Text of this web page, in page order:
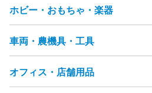
スマートフォン・タブレット・携帯
カメラ（フィルムカメラ・デジタ
ラ）
コーヒーメーカー
トースター
ジャーポット
食器洗い乾燥機・食
まくら
タンス・カラーボックス
鏡台・ドレッサー
踏み台
カーテン
網戸 雨戸 観葉植物
食器・キッチン用品 フライパン
ゴミ箱
物干し竿 ハンガー 突っ
洋服・衣類
靴 バッグ
ホビー・おもちゃ・楽器
雑誌・漫画・本 おもちゃ
ゲーム機
ゲームコントローラー
家庭用遊具
パチンコ台・パチスロ
車両・農機具・工具
自転車 タイヤ カー用品
チャイルドシート
バッテリー
工
オフィス・店舗用品